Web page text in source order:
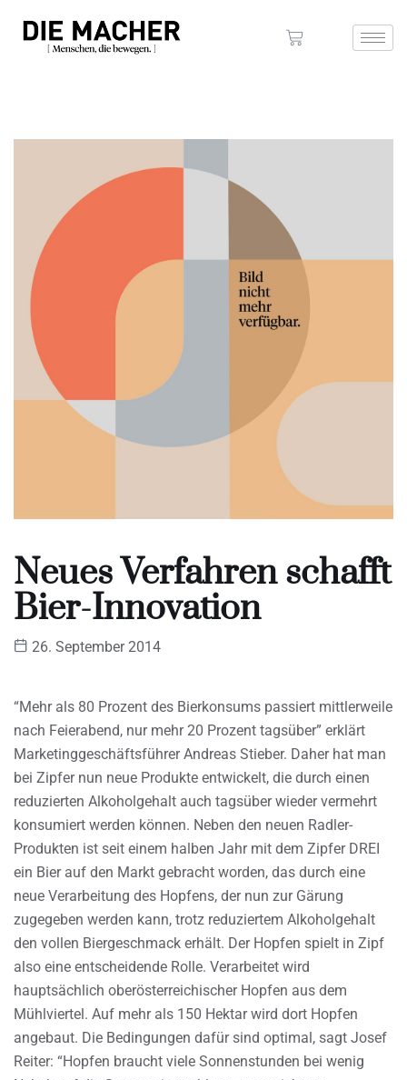
Neues Verfahren schafft
Bier-Innovation
26. September 2014
“Mehr als 80 Prozent des Bierkonsums passiert mittlerweile
nach Feierabend, nur mehr 20 Prozent tagsüber” erklärt
Marketinggeschäftsführer Andreas Stieber. Daher hat man
bei Zipfer nun neue Produkte entwickelt, die durch einen
reduzierten Alkoholgehalt auch tagsüber wieder vermehrt
konsumiert werden können. Neben den neuen Radler-
Produkten ist seit einem halben Jahr mit dem Zipfer DREI
ein Bier auf den Markt gebracht worden, das durch eine
neue Verarbeitung des Hopfens, der nun zur Gärung
zugegeben werden kann, trotz reduziertem Alkoholgehalt
den vollen Biergeschmack erhält. Der Hopfen spielt in Zipf
also eine entscheidende Rolle. Verarbeitet wird
hauptsächlich oberösterreichischer Hopfen aus dem
Mühlviertel. Auf mehr als 150 Hektar wird dort Hopfen
angebaut. Die Bedingungen dafür sind optimal, sagt Josef
Reiter: “Hopfen braucht viele Sonnenstunden bei wenig